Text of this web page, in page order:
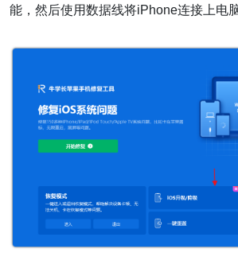
能，然后使用数据线将iPhone连接上电脑